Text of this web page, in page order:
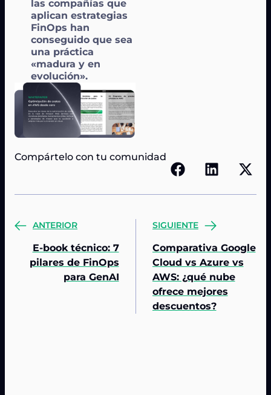
las compañías que
aplican estrategias
FinOps han
conseguido que sea
una práctica
«madura y en
evolución».
Compártelo con tu comunidad
ANTERIOR
E-book técnico: 7
pilares de FinOps
para GenAI
SIGUIENTE
Comparativa Google
Cloud vs Azure vs
AWS: ¿qué nube
ofrece mejores
descuentos?